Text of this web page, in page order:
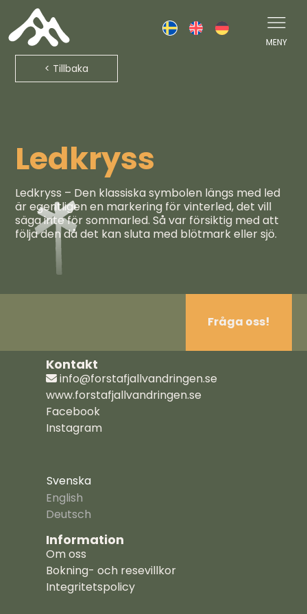
content
MENY
< Tillbaka
Ledkryss
Ledkryss – Den klassiska symbolen längs med led
är egentligen en markering för vinterled, det vill
säga inte för sommarled. Så var försiktig med att
följa den då det kan sluta med blötmark eller sjö.
Fråga oss!
Kontakt
info@forstafjallvandringen.se
www.forstafjallvandringen.se
Facebook
Instagram
Svenska
English
Deutsch
Information
Om oss
Bokning- och resevillkor
Integritetspolicy